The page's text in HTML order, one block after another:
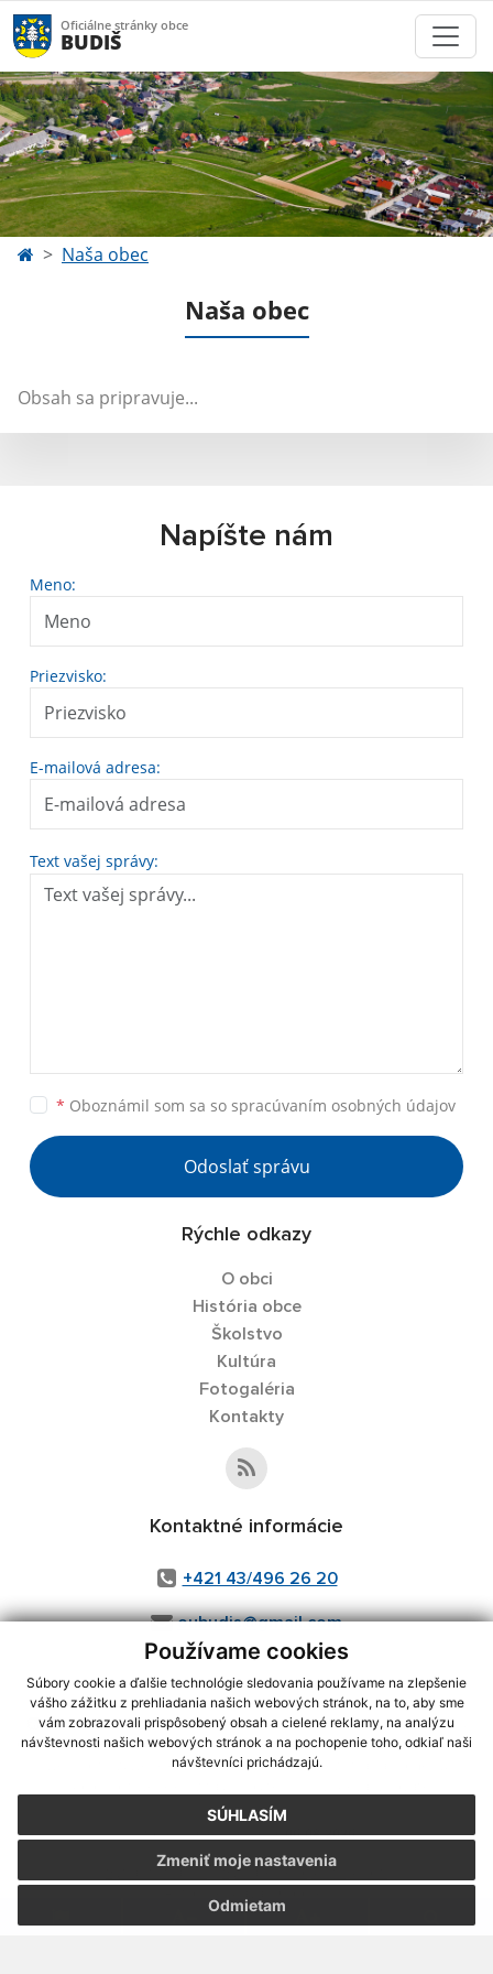
Používame cookies
Súbory cookie a ďalšie technológie sledovania používame na zlepšenie
vášho zážitku z prehliadania našich webových stránok, na to, aby sme
vám zobrazovali prispôsobený obsah a cielené reklamy, na analýzu
návštevnosti našich webových stránok a na pochopenie toho, odkiaľ naši
návštevníci prichádzajú.
SÚHLASÍM
Odmietam
Zmeniť moje nastavenia
Oficiálne stránky obce
BUDIŠ
Naša obec
Naša obec
Obsah sa pripravuje...
Napíšte nám
Meno:
Priezvisko:
E-mailová adresa:
Text vašej správy:
* Oboznámil som sa so spracúvaním osobných údajov
Odoslať správu
Rýchle odkazy
O obci
História obce
Školstvo
Kultúra
Fotogaléria
Kontakty
Kontaktné informácie
+421 43/496 26 20
oubudis@gmail.com
využite možnosť získavania aktuálnych informácií s využitím RSS
CMS systém (redakčný) systém ECHELON 2,Mapa stránok,web portál
webex.digital, s.r.o.,domény,registrácia domény
Posledná aktualizácia:06.08.2026
Vytlačiť stránku|Vyhlásenie o prístupnosti